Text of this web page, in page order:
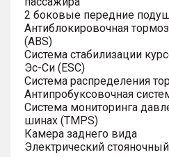
2 боковые передние
Антиблокировочная
(ABS)
Система стабилизации
Эс-Си (ESC)
Система распределения
Антипробуксовочная
Система мониторинга
шинах (TMPS)
Камера заднего вида
Электрический